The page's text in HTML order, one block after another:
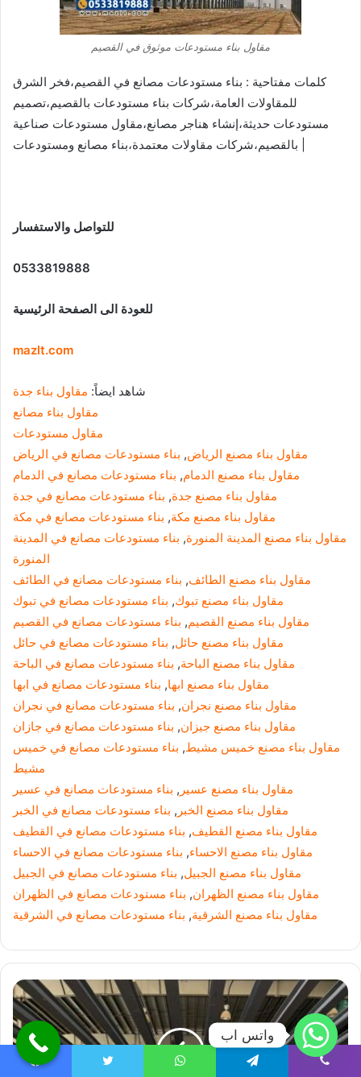
مقاول بناء مستودعات موثوق في القصيم
كلمات مفتاحية : بناء مستودعات مصانع في القصيم،فخر الشرق
للمقاولات العامة،شركات بناء مستودعات بالقصيم،تصميم
مستودعات حديثة،إنشاء هناجر مصانع،مقاول مستودعات صناعية
للتواصل والاستفسار
0533819888
للعودة الى الصفحة الرئيسية
mazlt.com
شاهد ايضاً: مقاول بناء جدة
مقاول بناء مصانع
مقاول مستودعات
مقاول بناء مصنع الرياض, بناء مستودعات مصانع في الرياض
مقاول بناء مصنع الدمام, بناء مستودعات مصانع في الدمام
مقاول بناء مصنع جدة, بناء مستودعات مصانع في جدة
مقاول بناء مصنع مكة, بناء مستودعات مصانع في مكة
مقاول بناء مصنع المدينة المنورة, بناء مستودعات مصانع في المدينة
المنورة
مقاول بناء مصنع الطائف, بناء مستودعات مصانع في الطائف
مقاول بناء مصنع تبوك, بناء مستودعات مصانع في تبوك
مقاول بناء مصنع القصيم, بناء مستودعات مصانع في القصيم
مقاول بناء مصنع حائل, بناء مستودعات مصانع في حائل
مقاول بناء مصنع الباحة, بناء مستودعات مصانع في الباحة
مقاول بناء مصنع ابها, بناء مستودعات مصانع في ابها
مقاول بناء مصنع نجران, بناء مستودعات مصانع في نجران
مقاول بناء مصنع جيزان, بناء مستودعات مصانع في جازان
مقاول بناء مصنع خميس مشيط, بناء مستودعات مصانع في خميس
مشيط
مقاول بناء مصنع عسير , بناء مستودعات مصانع في عسير
مقاول بناء مصنع الخبر , بناء مستودعات مصانع في الخبر
مقاول بناء مصنع القطيف, بناء مستودعات مصانع في القطيف
مقاول بناء مصنع الاحساء, بناء مستودعات مصانع في الاحساء
مقاول بناء مصنع الجبيل, بناء مستودعات مصانع في الجبيل
مقاول بناء مصنع الظهران, بناء مستودعات مصانع في الظهران
مقاول بناء مصنع الشرقية, بناء مستودعات مصانع في الشرقية
واتس اب